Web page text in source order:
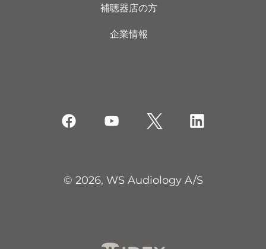
補聴器店の方
企業情報
© 2026, WS Audiology A/S